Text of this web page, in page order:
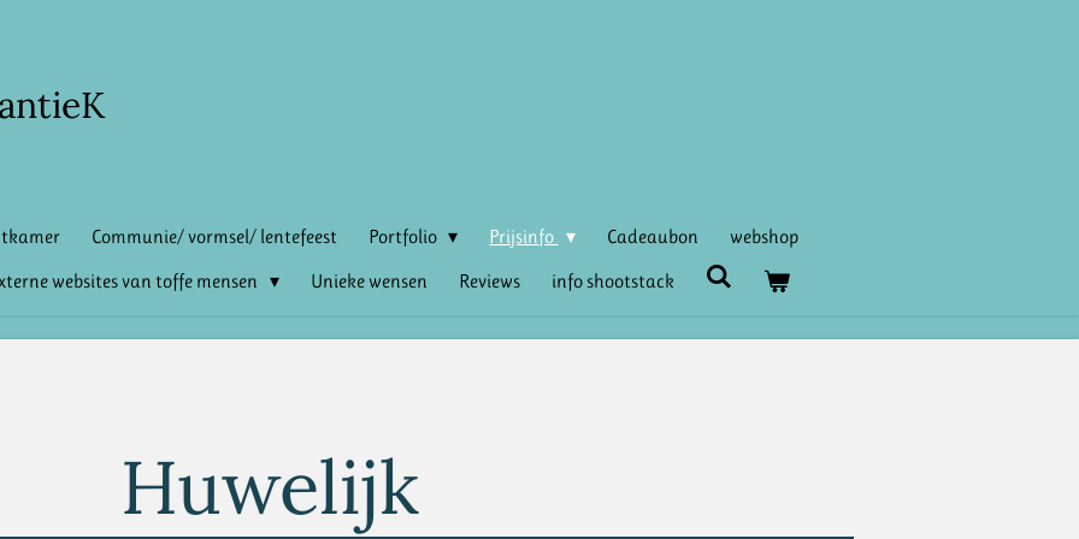
Communie/ vormsel/ lentefeest Portfolio Prijsinfo Cadeaubon
webshop
websites van toffe mensen Unieke wensen Reviews info shootstack
Huwelijk